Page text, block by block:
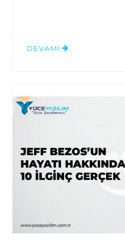
DEVAMI